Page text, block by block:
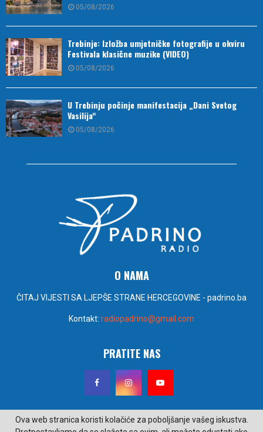
05/08/2026
Trebinje: Izložba umjetničke fotografije u okviru
Festivala klasične muzike (VIDEO)
05/08/2026
U Trebinju počinje manifestacija „Dani Svetog
Vasilija“
05/08/2026
O NAMA
ČITAJ VIJESTI SA LJEPŠE STRANE HERCEGOVINE - padrino.ba
Kontakt: radiopadrino@gmail.com
PRATITE NAS
Ova web stranica koristi kolačiće za poboljšanje vašeg iskustva.